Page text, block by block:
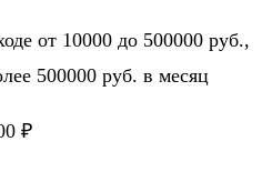
от 10000 до 500000 руб.,
500000 руб. в месяц
₽